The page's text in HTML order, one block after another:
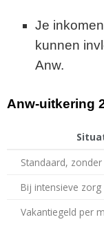
Je
kunnen
Anw.
Anw-uitkering
Standaard,
Bij intensieve
Vakantiegeld per